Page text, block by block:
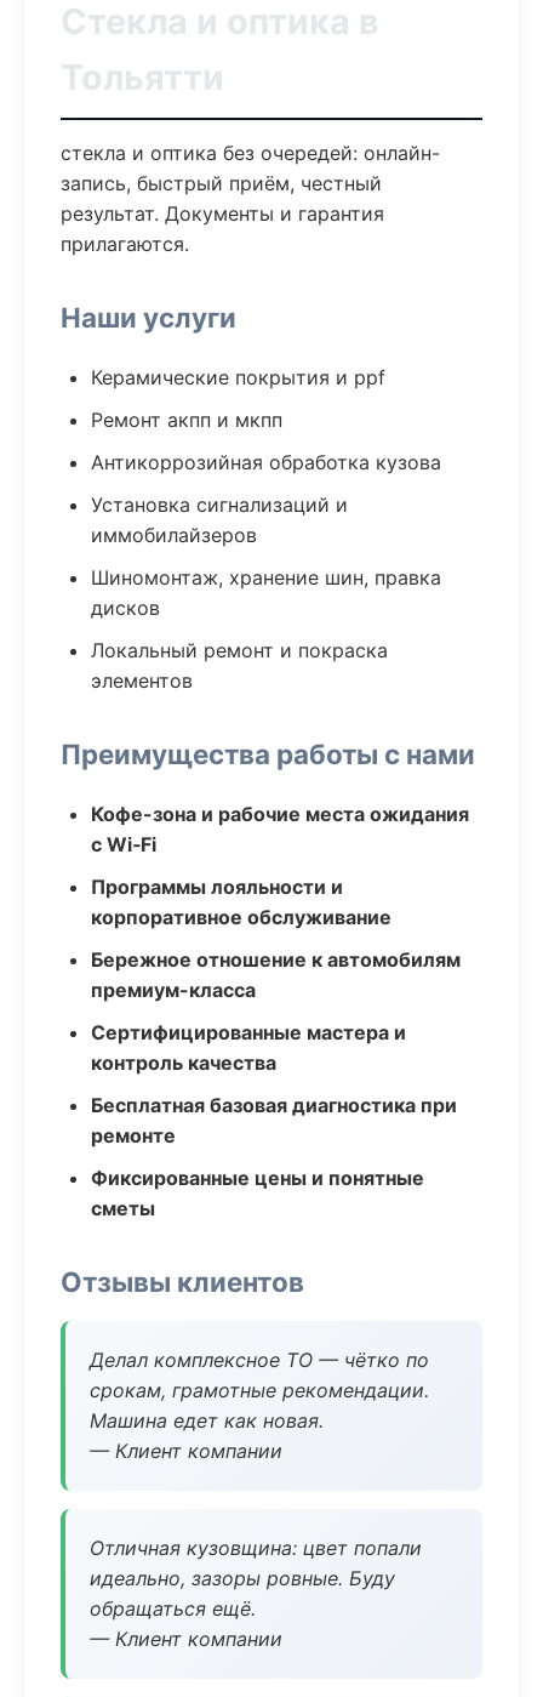
Стекла и оптика в
Тольятти
стекла и оптика без очередей: онлайн-
запись, быстрый приём, честный
результат. Документы и гарантия
прилагаются.
Наши услуги
Керамические покрытия и ppf
Ремонт акпп и мкпп
Антикоррозийная обработка кузова
Установка сигнализаций и
иммобилайзеров
Шиномонтаж, хранение шин, правка
дисков
Локальный ремонт и покраска
элементов
Преимущества работы с нами
Кофе-зона и рабочие места ожидания
с Wi‑Fi
Программы лояльности и
корпоративное обслуживание
Бережное отношение к автомобилям
премиум-класса
Сертифицированные мастера и
контроль качества
Бесплатная базовая диагностика при
ремонте
Фиксированные цены и понятные
сметы
Отзывы клиентов
Делал комплексное ТО — чётко по
срокам, грамотные рекомендации.
Машина едет как новая.
— Клиент компании
Отличная кузовщина: цвет попали
идеально, зазоры ровные. Буду
обращаться ещё.
— Клиент компании